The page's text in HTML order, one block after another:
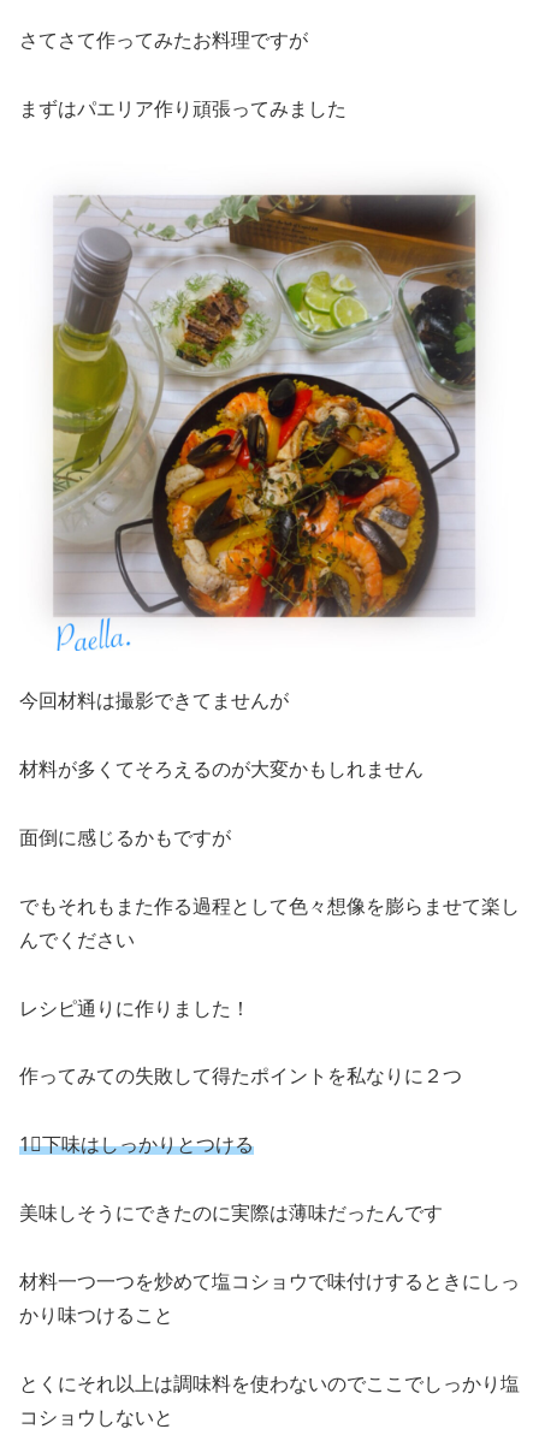
さてさて作ってみたお料理ですが
まずはパエリア作り頑張ってみました
今回材料は撮影できてませんが
材料が多くてそろえるのが大変かもしれません
面倒に感じるかもですが
でもそれもまた作る過程として色々想像を膨らませて楽し
んでください
レシピ通りに作りました！
作ってみての失敗して得たポイントを私なりに２つ
1⃣下味はしっかりとつける
美味しそうにできたのに実際は薄味だったんです
材料一つ一つを炒めて塩コショウで味付けするときにしっ
かり味つけること
とくにそれ以上は調味料を使わないのでここでしっかり塩
コショウしないと